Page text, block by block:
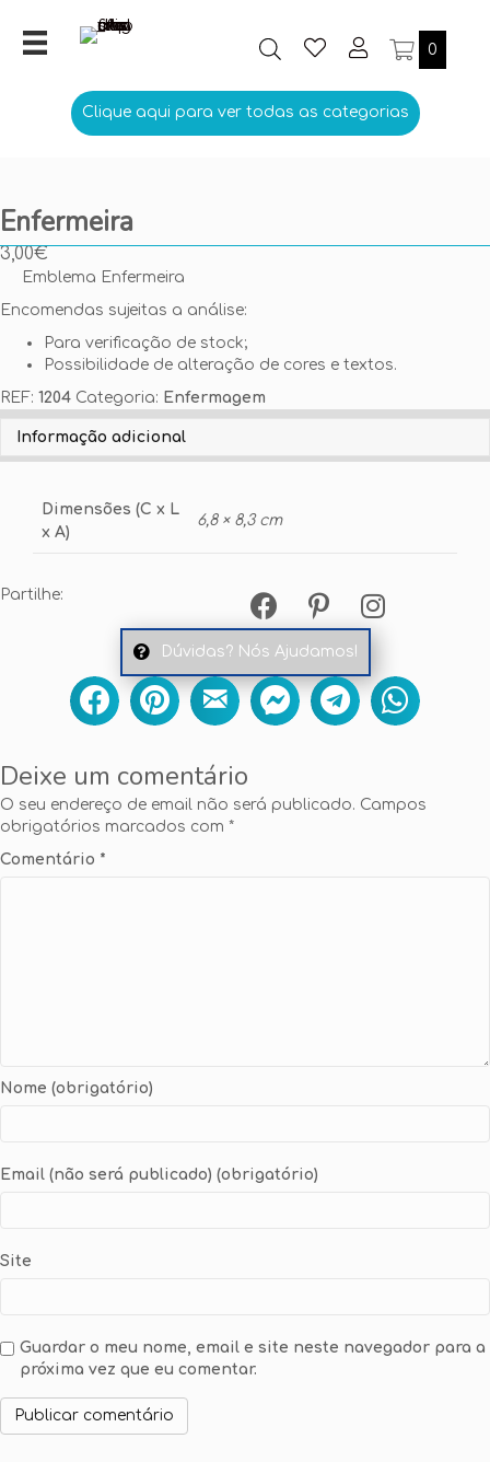
0
Clique aqui para ver todas as categorias
Enfermeira
3,00€
Emblema Enfermeira
Encomendas sujeitas a análise:
Para verificação de stock;
Possibilidade de alteração de cores e textos.
REF: 1204 Categoria: Enfermagem
Personalize aqui o seu Emblema
Informação adicional
Dimensões (C x L
x A)
6,8 × 8,3 cm
Partilhe:
Dúvidas? Nós Ajudamos!
Deixe um comentário
O seu endereço de email não será publicado. Campos
obrigatórios marcados com *
Comentário *
Nome (obrigatório)
Email (não será publicado) (obrigatório)
Site
Guardar o meu nome, email e site neste navegador para a
próxima vez que eu comentar.